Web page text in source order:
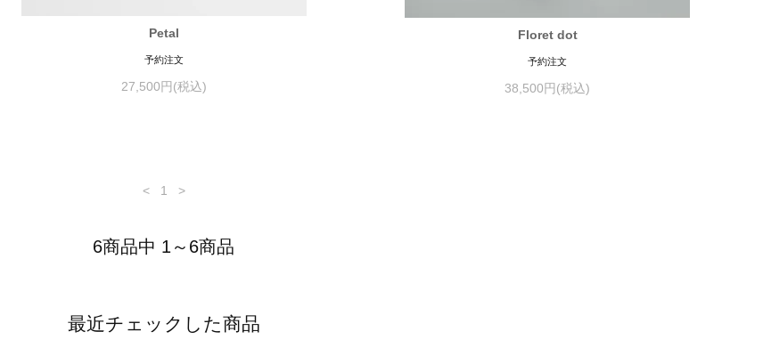
Petal
予約注文
27,500円(税込)
Floret dot
予約注文
38,500円(税込)
< 1 >
6商品中 1～6商品
最近チェックした商品